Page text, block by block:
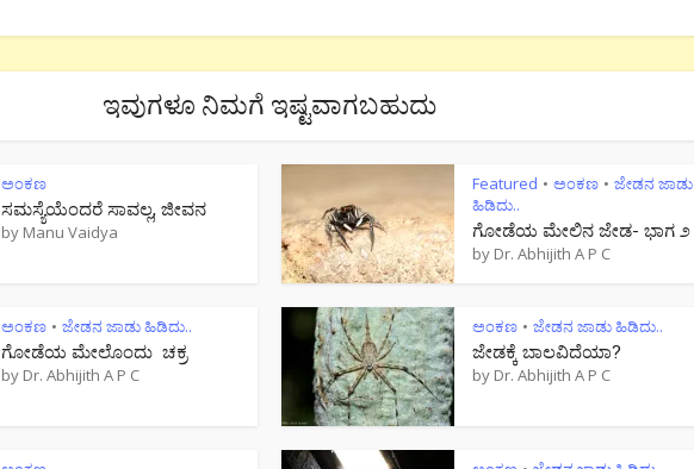
ಇವುಗಳೂ ನಿಮಗೆ ಇಷ್ಟವಾಗಬಹುದು
ಅಂಕಣ
ಸಮಸ್ಯೆಯೆಂದರೆ ಸಾವಲ್ಲ, ಜೀವನ
by Manu Vaidya
Featured • ಅಂಕಣ • ಜೇಡನ ಜಾಡು
ಹಿಡಿದು..
ಗೋಡೆಯ ಮೇಲಿನ ಜೇಡ- ಭಾಗ ೨
by Dr. Abhijith A P C
ಅಂಕಣ • ಜೇಡನ ಜಾಡು ಹಿಡಿದು..
ಗೋಡೆಯ ಮೇಲೊಂದು ಚಕ್ರ
by Dr. Abhijith A P C
ಅಂಕಣ • ಜೇಡನ ಜಾಡು ಹಿಡಿದು..
ಜೇಡಕ್ಕೆ ಬಾಲವಿದೆಯಾ?
by Dr. Abhijith A P C